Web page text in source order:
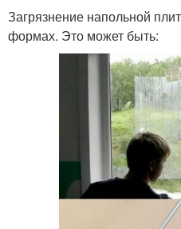
Загрязнение напольной
формах. Это может быть: